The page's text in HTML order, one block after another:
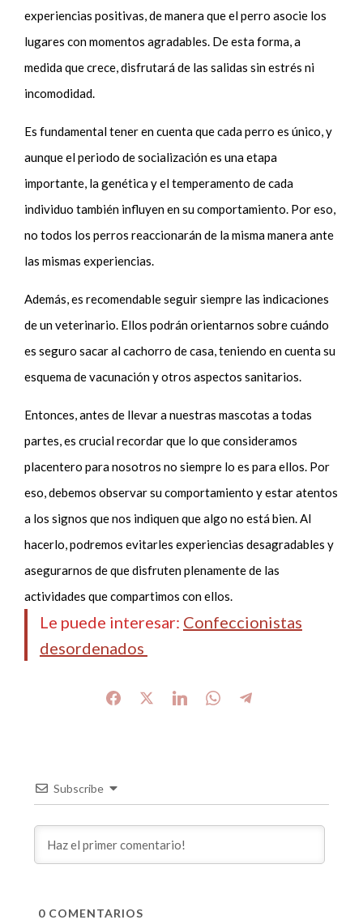
experiencias positivas, de manera que el perro asocie los
lugares con momentos agradables. De esta forma, a
medida que crece, disfrutará de las salidas sin estrés ni
incomodidad.
Es fundamental tener en cuenta que cada perro es único, y
aunque el periodo de socialización es una etapa
importante, la genética y el temperamento de cada
individuo también influyen en su comportamiento. Por eso,
no todos los perros reaccionarán de la misma manera ante
las mismas experiencias.
Además, es recomendable seguir siempre las indicaciones
de un veterinario. Ellos podrán orientarnos sobre cuándo
es seguro sacar al cachorro de casa, teniendo en cuenta su
esquema de vacunación y otros aspectos sanitarios.
Entonces, antes de llevar a nuestras mascotas a todas
partes, es crucial recordar que lo que consideramos
placentero para nosotros no siempre lo es para ellos. Por
eso, debemos observar su comportamiento y estar atentos
a los signos que nos indiquen que algo no está bien. Al
hacerlo, podremos evitarles experiencias desagradables y
asegurarnos de que disfruten plenamente de las
actividades que compartimos con ellos.
Le puede interesar: Confeccionistas
desordenados
Subscribe
0COMENTARIOS